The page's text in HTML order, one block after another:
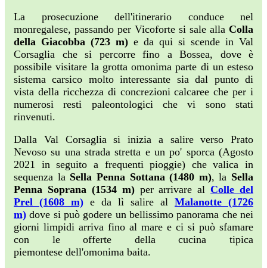
La prosecuzione dell'itinerario conduce nel
monregalese, passando per Vicoforte si sale alla Colla
della Giacobba (723 m) e da qui si scende in Val
Corsaglia che si percorre fino a Bossea, dove è
possibile visitare la grotta omonima parte di un esteso
sistema carsico molto interessante sia dal punto di
vista della ricchezza di concrezioni calcaree che per i
numerosi resti paleontologici che vi sono stati
rinvenuti.
Dalla Val Corsaglia si inizia a salire verso Prato
Nevoso su una strada stretta e un po' sporca (Agosto
2021 in seguito a frequenti pioggie) che valica in
sequenza la Sella Penna Sottana (1480 m), la Sella
Penna Soprana (1534 m)per arrivare al Colle del
Prel (1608 m) e da lì salire al Malanotte (1726
m) dove si può godere un bellissimo panorama che nei
giorni limpidi arriva fino al mare e ci si può sfamare
con le offerte della cucina tipica
piemontese dell'omonima baita.